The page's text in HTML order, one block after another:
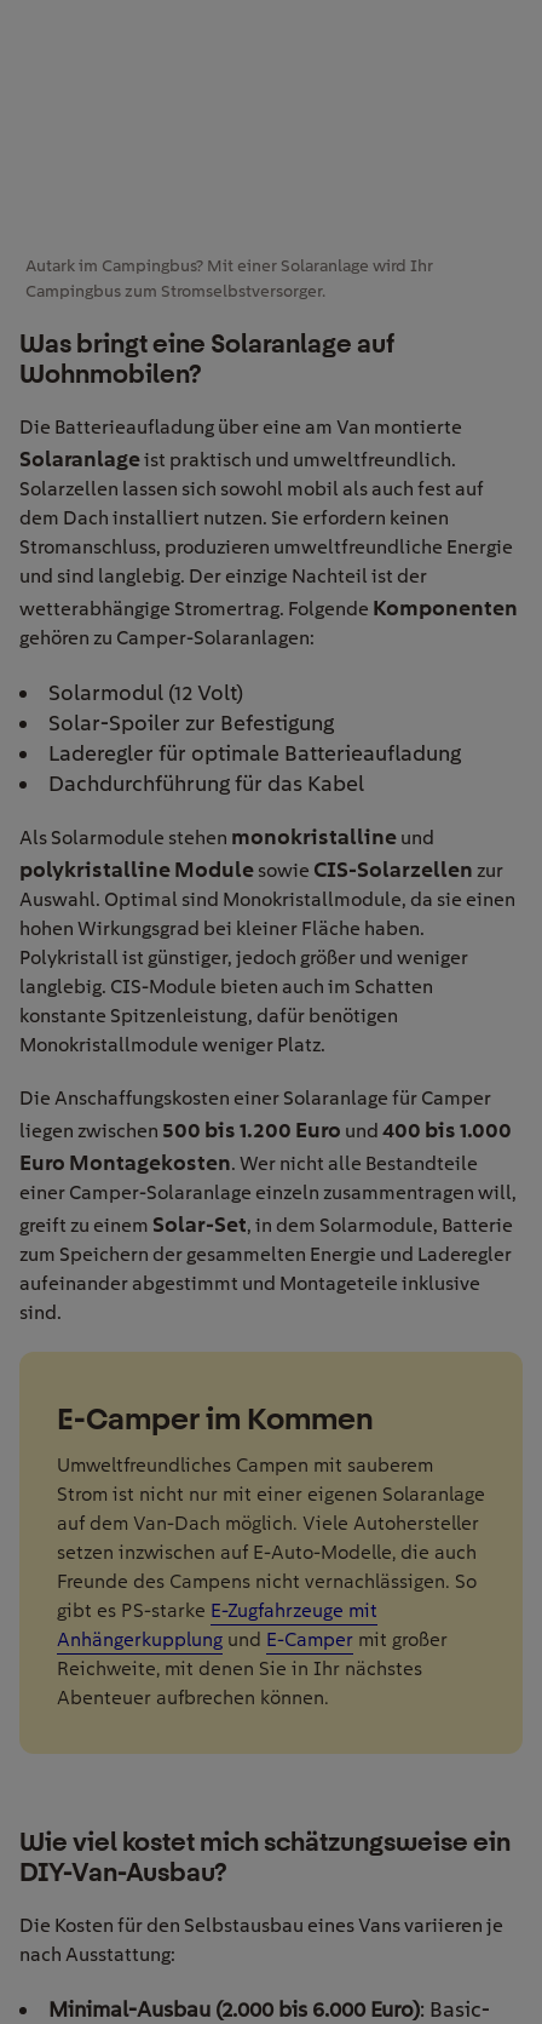
Autark im Campingbus? Mit einer Solaranlage wird Ihr
Campingbus zum Stromselbstversorger.
Was bringt eine Solaranlage auf
Wohnmobilen?
Die Batterieaufladung über eine am Van montierte
Solaranlageist praktisch und umweltfreundlich.
Solarzellen lassen sich sowohl mobil als auch fest auf
dem Dach installiert nutzen. Sie erfordern keinen
Stromanschluss, produzieren umweltfreundliche Energie
und sind langlebig. Der einzige Nachteil ist der
wetterabhängige Stromertrag. Folgende Komponenten
gehören zu Camper-Solaranlagen:
Solarmodul (12 Volt)
Solar-Spoiler zur Befestigung
Laderegler für optimale Batterieaufladung
Dachdurchführung für das Kabel
Als Solarmodule stehen monokristalline und
polykristalline Module sowie CIS-Solarzellen zur
Auswahl. Optimal sind Monokristallmodule, da sie einen
hohen Wirkungsgrad bei kleiner Fläche haben.
Polykristall ist günstiger, jedoch größer und weniger
langlebig. CIS-Module bieten auch im Schatten
konstante Spitzenleistung, dafür benötigen
Monokristallmodule weniger Platz.
Die Anschaffungskosten einer Solaranlage für Camper
liegen zwischen 500 bis 1.200 Euro und 400 bis 1.000
Euro Montagekosten. Wer nicht alle Bestandteile
einer Camper-Solaranlage einzeln zusammentragen will,
greift zu einem Solar-Set, in dem Solarmodule, Batterie
zum Speichern der gesammelten Energie und Laderegler
aufeinander abgestimmt und Montageteile inklusive
sind.
E-Camper im Kommen
Umweltfreundliches Campen mit sauberem
Strom ist nicht nur mit einer eigenen Solaranlage
auf dem Van-Dach möglich. Viele Autohersteller
setzen inzwischen auf E-Auto-Modelle, die auch
Freunde des Campens nicht vernachlässigen. So
gibt es PS-starke E-Zugfahrzeuge mit
Anhängerkupplung und E-Camper mit großer
Reichweite, mit denen Sie in Ihr nächstes
Abenteuer aufbrechen können.
Wie viel kostet mich schätzungsweise ein
DIY-Van-Ausbau?
Die Kosten für den Selbstausbau eines Vans variieren je
nach Ausstattung:
Minimal-Ausbau (2.000 bis 6.000 Euro): Basic-